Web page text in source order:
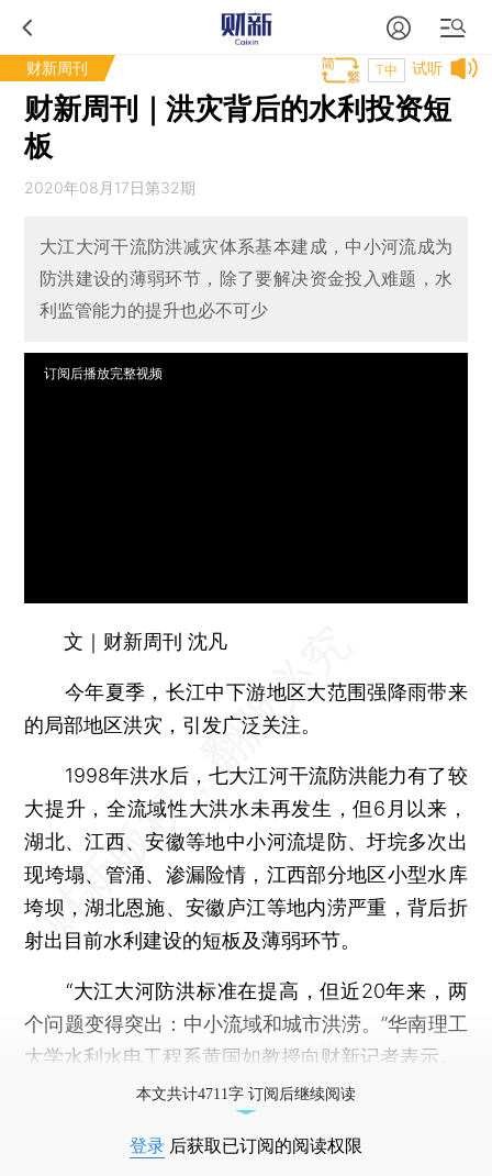
财新周刊 试听
T中
财新周刊｜洪灾背后的水利投资短
板
2020年08月17日第32期
大江大河干流防洪减灾体系基本建成，中小河流成为
防洪建设的薄弱环节，除了要解决资金投入难题，水
利监管能力的提升也必不可少
订阅后播放完整视频
文｜财新周刊 沈凡
今年夏季，长江中下游地区大范围强降雨带来
的局部地区洪灾，引发广泛关注。
1998年洪水后，七大江河干流防洪能力有了较
大提升，全流域性大洪水未再发生，但6月以来，
湖北、江西、安徽等地中小河流堤防、圩垸多次出
现垮塌、管涌、渗漏险情，江西部分地区小型水库
垮坝，湖北恩施、安徽庐江等地内涝严重，背后折
射出目前水利建设的短板及薄弱环节。
“大江大河防洪标准在提高，但近20年来，两
个问题变得突出：中小流域和城市洪涝。”华南理工
大学水利水电工程系黄国如教授向财新记者表示。
本文共计4711字 订阅后继续阅读
登录 后获取已订阅的阅读权限